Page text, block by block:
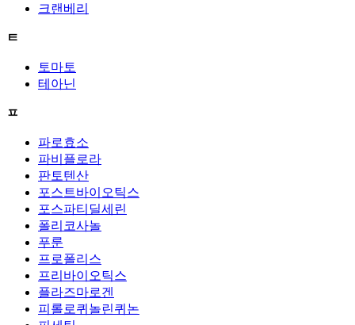
크랜베리
ㅌ
토마토
테아닌
ㅍ
파로효소
파비플로라
판토텐산
포스트바이오틱스
포스파티딜세린
폴리코사놀
푸룬
프로폴리스
프리바이오틱스
플라즈마로겐
피롤로퀴놀린퀴논